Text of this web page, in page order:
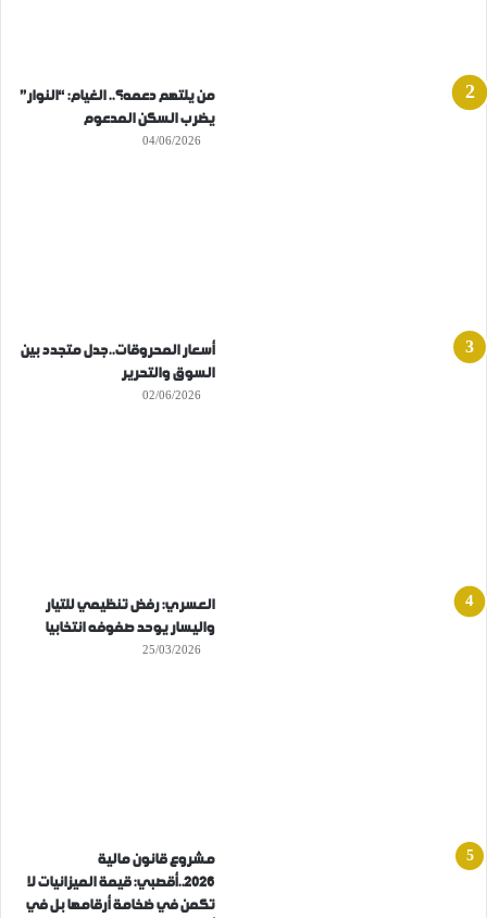
من يلتهم دعمه؟.. الغيام: “النوار”
يضرب السكن المدعوم
04/06/2026
أسعار المحروقات..جدل متجدد بين
السوق والتحرير
02/06/2026
العسري: رفض تنظيمي للتيار
واليسار يوحد صفوفه انتخابيا
25/03/2026
مشروع قانون مالية
2026..أقصبي: قيمة الميزانيات لا
تكمن في ضخامة أرقامها بل في